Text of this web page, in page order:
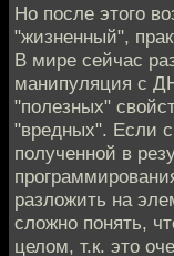
Но после этого
"жизненный",
В мире сейчас
манипуляция с
"полезных"
"вредных". Если
полученной в
разложить на
сложно понять,
целом, т.к. это